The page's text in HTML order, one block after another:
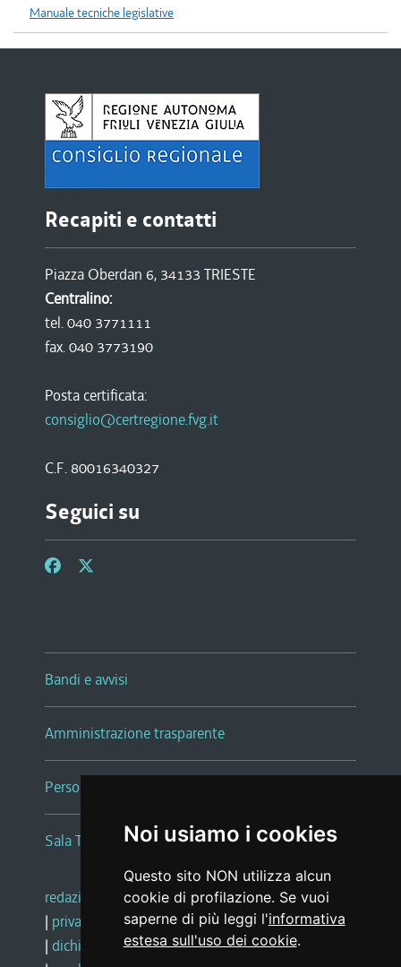
Noi usiamo i cookies
Questo sito NON utilizza alcun
cookie di profilazione. Se vuoi
saperne di più leggi l'informativa
estesa sull'uso dei cookie.
Manuale tecniche legislative
Recapiti e contatti
Piazza Oberdan 6, 34133 TRIESTE
Centralino:
tel. 040 3771111
fax. 040 3773190
Posta certificata:
consiglio@certregione.fvg.it
C.F. 80016340327
Seguici su
Bandi e avvisi
Amministrazione trasparente
Persone e Uffici
Sala Tiziano Tessitori
redazione web |note legali |glossario
| privacy
social media policy
| dichiarazione di accessibilità |feedback